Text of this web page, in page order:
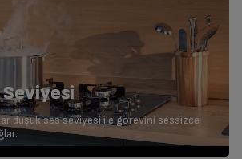
Seviyesi
düşük ses seviyesi ile görevini sessizce